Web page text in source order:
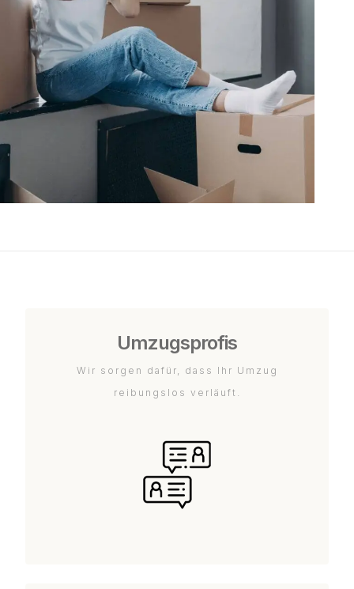
Umzugsprofis
Wir sorgen dafür, dass Ihr Umzug
reibungslos verläuft.